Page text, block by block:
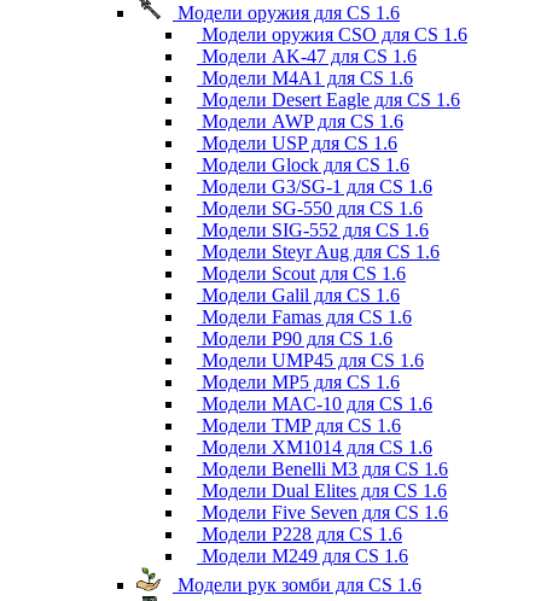
Модели оружия для CS 1.6
Модели оружия CSO для CS 1.6
Модели AK-47 для CS 1.6
Модели M4A1 для CS 1.6
Модели Desert Eagle для CS 1.6
Модели AWP для CS 1.6
Модели USP для CS 1.6
Модели Glock для CS 1.6
Модели G3/SG-1 для CS 1.6
Модели SG-550 для CS 1.6
Модели SIG-552 для CS 1.6
Модели Steyr Aug для CS 1.6
Модели Scout для CS 1.6
Модели Galil для CS 1.6
Модели Famas для CS 1.6
Модели P90 для CS 1.6
Модели UMP45 для CS 1.6
Модели MP5 для CS 1.6
Модели MAC-10 для CS 1.6
Модели TMP для CS 1.6
Модели XM1014 для CS 1.6
Модели Benelli M3 для CS 1.6
Модели Dual Elites для CS 1.6
Модели Five Seven для CS 1.6
Модели P228 для CS 1.6
Модели M249 для CS 1.6
Модели рук зомби для CS 1.6